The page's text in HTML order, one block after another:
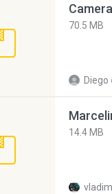
70.5 MB
Diego
14.4 MB